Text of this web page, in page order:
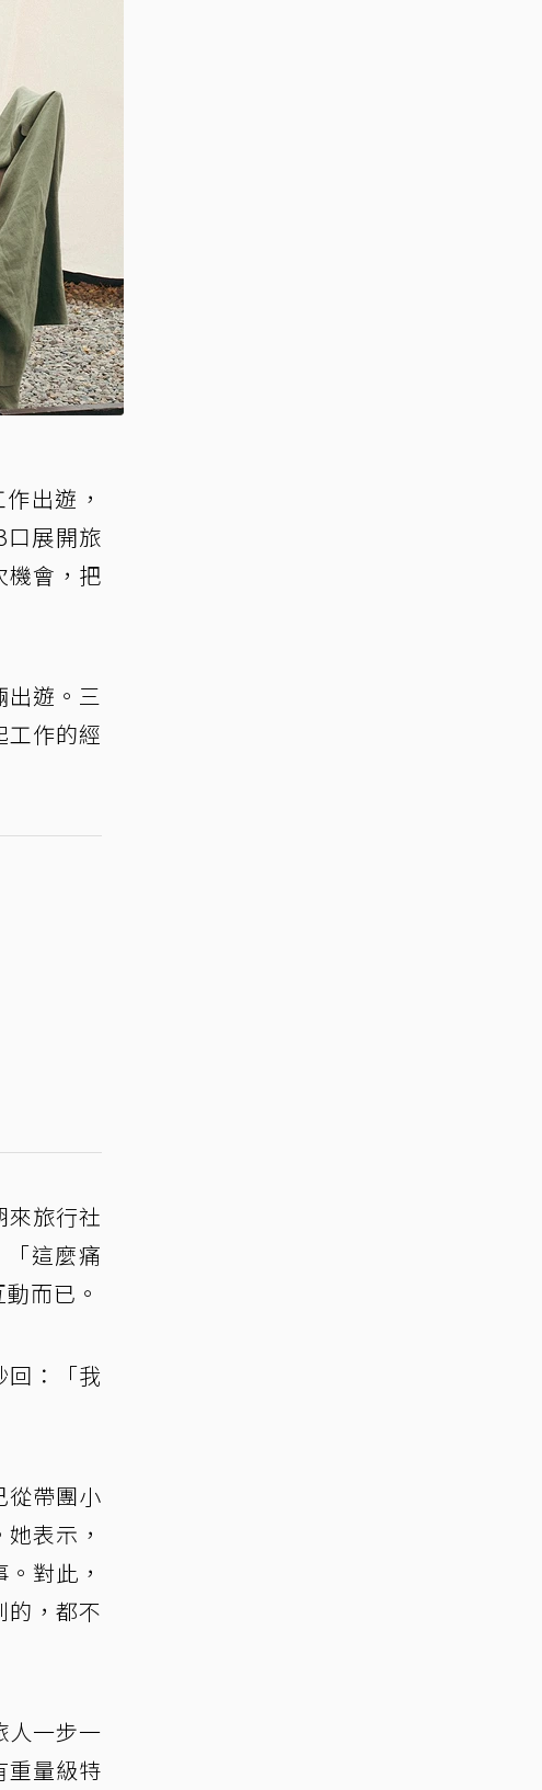
出遊，
口展開旅
機會，把
出遊。三
工作的經
來旅行社
這麼痛
而已。
回：「我
從帶團小
表示，
對此，
的，都不
人一步一
重量級特